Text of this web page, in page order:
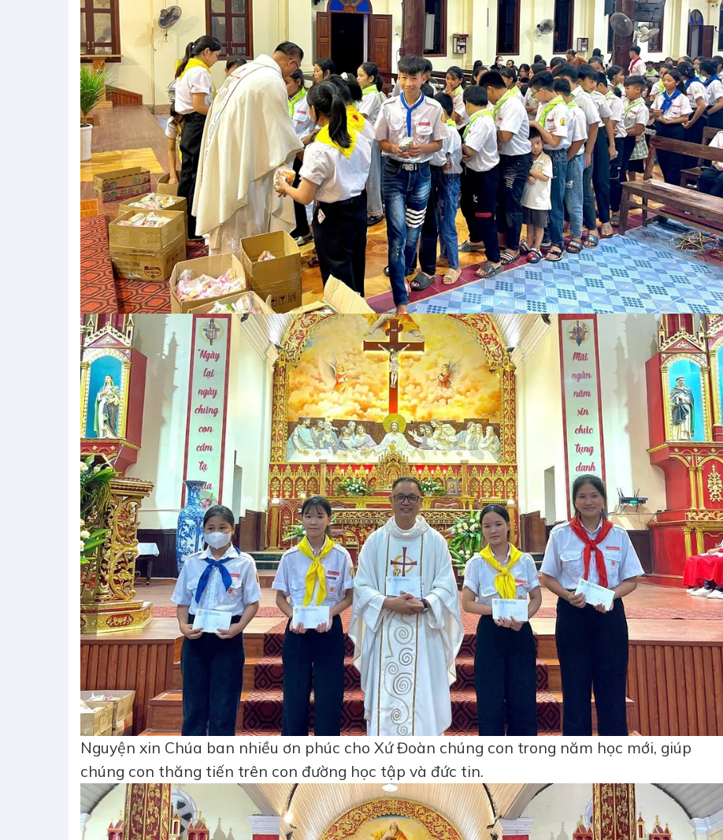
Nguyện xin Chúa ban nhiều ơn phúc cho Xứ Đoàn chúng con trong năm học mới, giúp
chúng con thăng tiến trên con đường học tập và đức tin.